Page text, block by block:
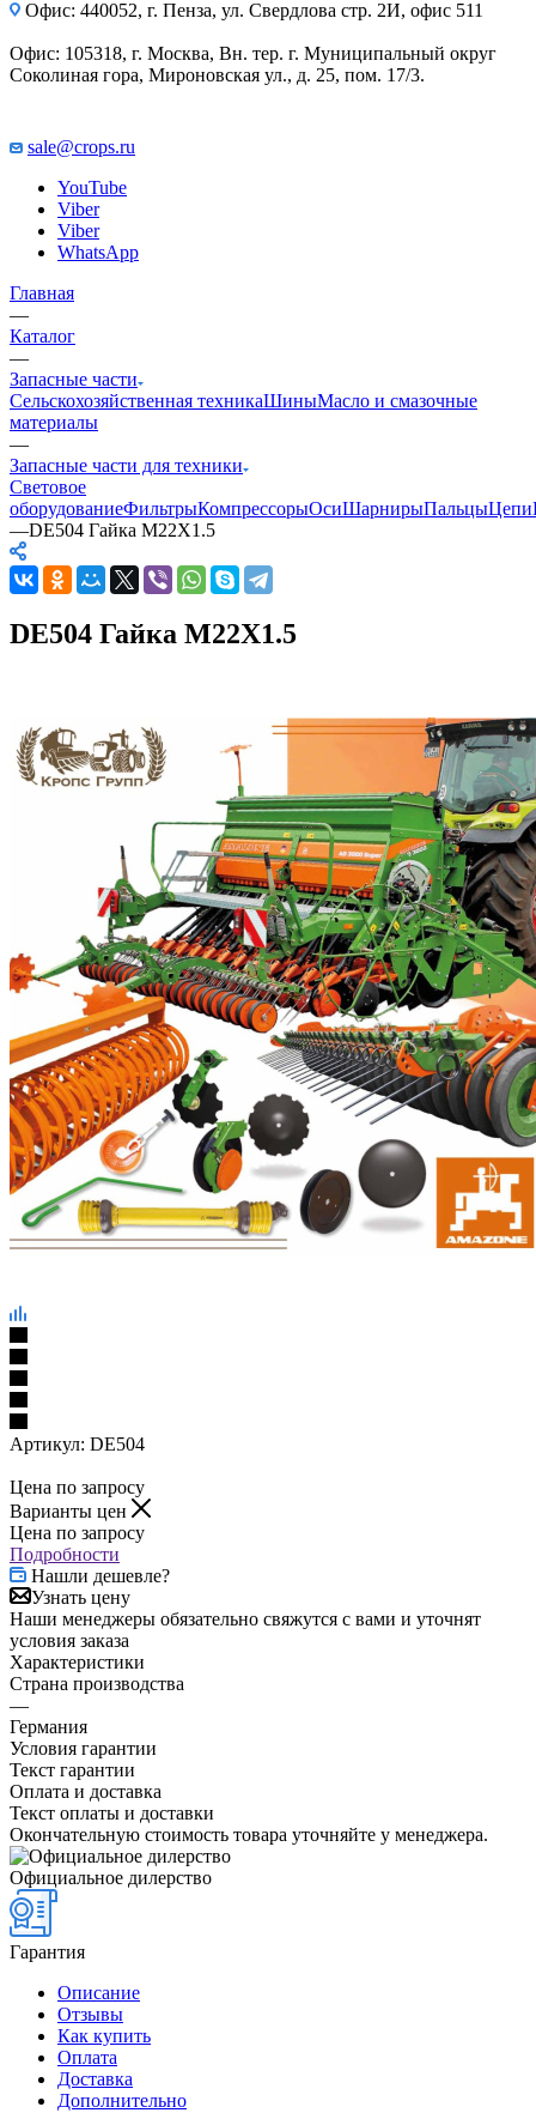
Офис: 440052, г. Пенза, ул. Свердлова стр. 2И, офис 511
Офис: 105318, г. Москва, Вн. тер. г. Муниципальный округ
Соколиная гора, Мироновская ул., д. 25, пом. 17/3.
sale@crops.ru
YouTube
Viber
Viber
WhatsApp
Главная
—
Каталог
—
Запасные части
Сельскохозяйственная техникаШиныМасло и смазочные
материалы
—
Запасные части для техники
Световое
оборудованиеФильтрыКомпрессорыОсиШарнирыПальцыЦепи
—DE504 Гайка M22X1.5
DE504 Гайка M22X1.5
Артикул: DE504
Цена по запросу
Варианты цен
Цена по запросу
Подробности
Нашли дешевле?
Узнать цену
Наши менеджеры обязательно свяжутся с вами и уточнят
условия заказа
Характеристики
Страна производства
—
Германия
Условия гарантии
Текст гарантии
Оплата и доставка
Текст оплаты и доставки
Окончательную стоимость товара уточняйте у менеджера.
Официальное дилерство
Гарантия
Описание
Отзывы
Как купить
Оплата
Доставка
Дополнительно